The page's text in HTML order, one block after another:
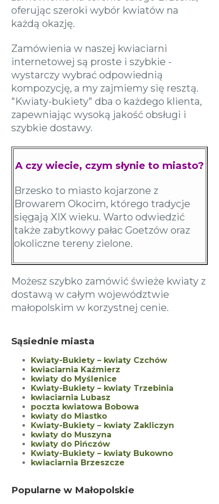
oferując szeroki wybór kwiatów na
każdą okazję.
Zamówienia w naszej kwiaciarni
internetowej są proste i szybkie -
wystarczy wybrać odpowiednią
kompozycję, a my zajmiemy się resztą.
"Kwiaty-bukiety" dba o każdego klienta,
zapewniając wysoką jakość obsługi i
szybkie dostawy.
A czy wiecie, czym słynie to miasto?
Brzesko to miasto kojarzone z
Browarem Okocim, którego tradycje
sięgają XIX wieku. Warto odwiedzić
także zabytkowy pałac Goetzów oraz
okoliczne tereny zielone.
Możesz szybko zamówić świeże kwiaty z
dostawą w całym województwie
małopolskim w korzystnej cenie.
Sąsiednie miasta
Kwiaty-Bukiety – kwiaty Czchów
kwiaciarnia Kaźmierz
kwiaty do Myślenice
Kwiaty-Bukiety – kwiaty Trzebinia
kwiaciarnia Lubasz
poczta kwiatowa Bobowa
kwiaty do Miastko
Kwiaty-Bukiety – kwiaty Zakliczyn
kwiaty do Muszyna
kwiaty do Pińczów
Kwiaty-Bukiety – kwiaty Bukowno
kwiaciarnia Brzeszcze
Popularne w Małopolskie